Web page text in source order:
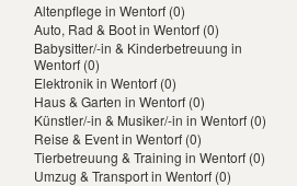
Altenpflege in Wentorf(0)
Auto, Rad & Boot in Wentorf(0)
Babysitter/-in & Kinderbetreuung in
Wentorf(0)
Elektronik in Wentorf(0)
Haus & Garten in Wentorf(0)
Künstler/-in & Musiker/-in in Wentorf(0)
Reise & Event in Wentorf(0)
Tierbetreuung & Training in Wentorf(0)
Umzug & Transport in Wentorf(0)